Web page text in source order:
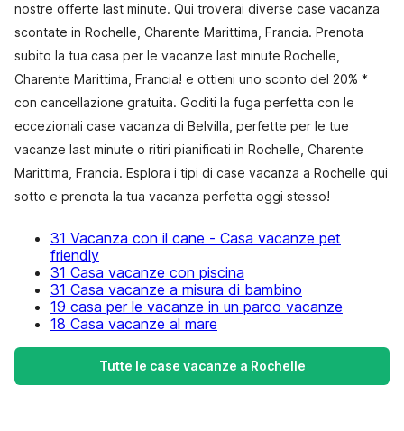
nostre offerte last minute. Qui troverai diverse case vacanza
scontate in Rochelle, Charente Marittima, Francia. Prenota
subito la tua casa per le vacanze last minute Rochelle,
Charente Marittima, Francia! e ottieni uno sconto del 20% *
con cancellazione gratuita. Goditi la fuga perfetta con le
eccezionali case vacanza di Belvilla, perfette per le tue
vacanze last minute o ritiri pianificati in Rochelle, Charente
Marittima, Francia. Esplora i tipi di case vacanza a Rochelle qui
sotto e prenota la tua vacanza perfetta oggi stesso!
31 Vacanza con il cane - Casa vacanze pet
friendly
31 Casa vacanze con piscina
31 Casa vacanze a misura di bambino
19 casa per le vacanze in un parco vacanze
18 Casa vacanze al mare
Tutte le case vacanze a Rochelle